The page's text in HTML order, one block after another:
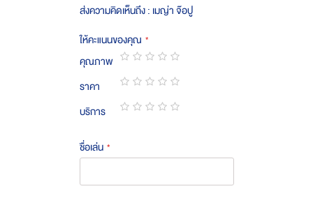
ส่งความคิดเห็นถึง : เมญ่า จ๊อปู
ให้คะแนนของคุณ
คุณภาพ
1
star
2
stars
3
stars
4
stars
5
stars
ราคา
1
star
2
stars
3
stars
4
stars
5
stars
บริการ
ชื่อเล่น